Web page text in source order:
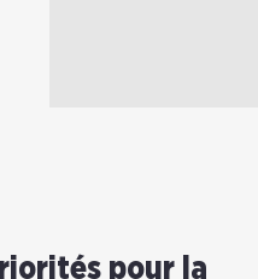
pour la